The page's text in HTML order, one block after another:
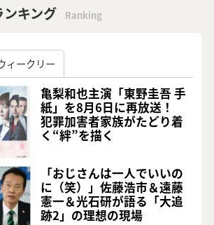
ンキング Ranking
ィークリー
亀梨和也主演「東野圭吾 手
紙」を8月6日に再放送！
犯罪加害者家族がたどり着
く“絆”を描く
「おじさんは一人でいいの
に（笑）」佐藤浩市＆遠藤
憲一＆光石研が語る「大追
跡2」の理想の現場